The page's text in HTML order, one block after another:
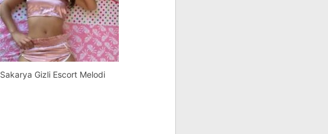
Sakarya Gizli Escort Melodi